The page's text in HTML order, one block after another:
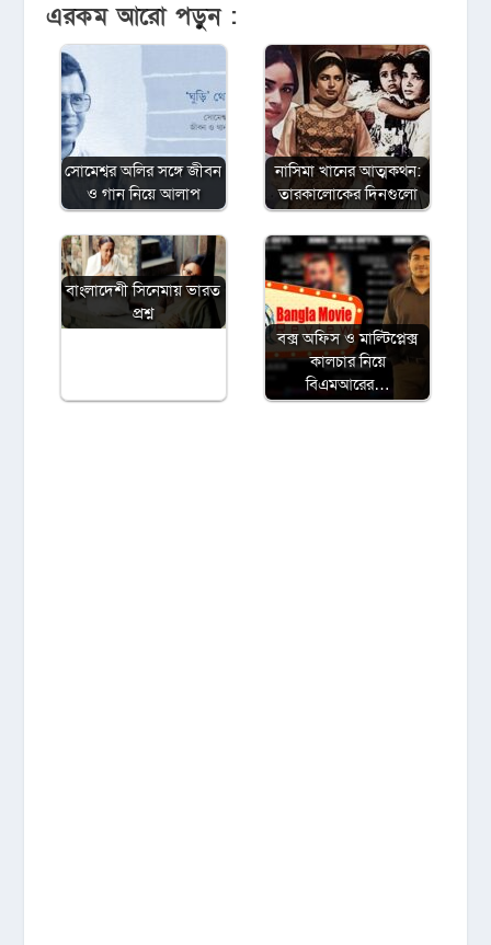
এরকম আরো পড়ুন :
সোমেশ্বর অলির সঙ্গে জীবন
ও গান নিয়ে আলাপ
নাসিমা খানের আত্মকথন:
তারকালোকের দিনগুলো
বাংলাদেশী সিনেমায় ভারত
প্রশ্ন
বক্স অফিস ও মাল্টিপ্লেক্স
কালচার নিয়ে
বিএমআরের…